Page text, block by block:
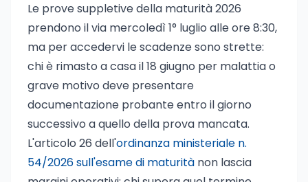
Le prove suppletive della maturità 2026
prendono il via mercoledì 1° luglio alle ore 8:30,
ma per accedervi le scadenze sono strette:
chi è rimasto a casa il 18 giugno per malattia o
grave motivo deve presentare
documentazione probante entro il giorno
successivo a quello della prova mancata.
L'articolo 26 dell'ordinanza ministeriale n.
54/2026 sull'esame di maturità non lascia